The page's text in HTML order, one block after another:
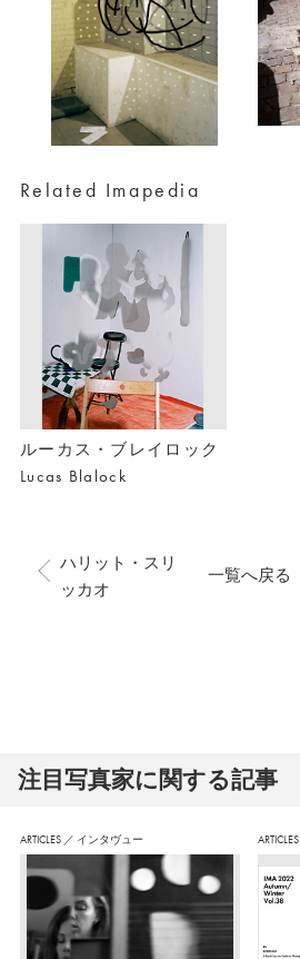
Related Imapedia
ルーカス・ブレイロック
Lucas Blalock
ハリット・スリ
ッカオ
一覧へ戻る
注⽬写真家に関する記事
ARTICLES ／ インタヴュー ARTICLES